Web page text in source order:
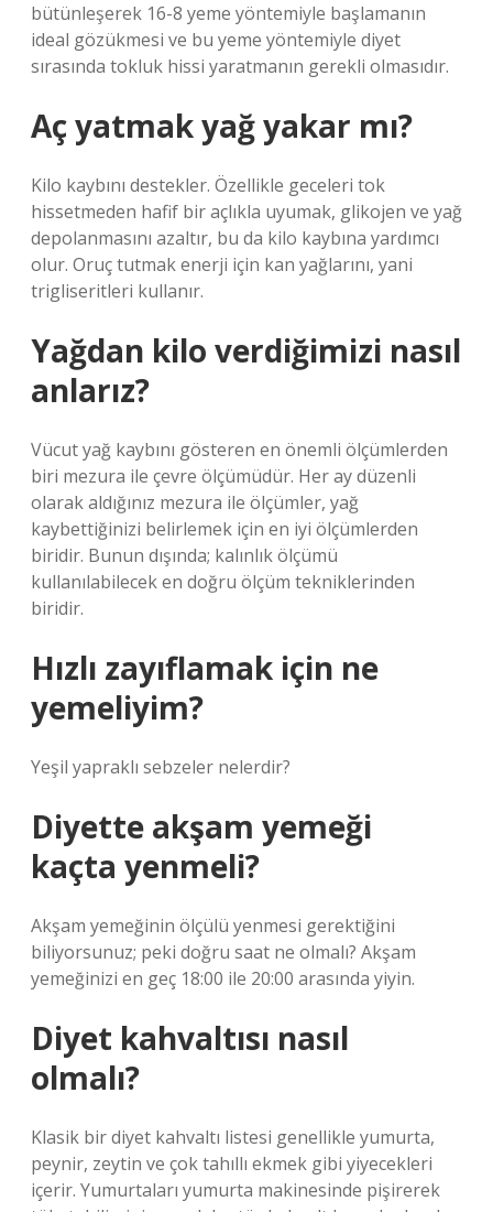
bütünleşerek 16-8 yeme yöntemiyle başlamanın
ideal gözükmesi ve bu yeme yöntemiyle diyet
sırasında tokluk hissi yaratmanın gerekli olmasıdır.
Aç yatmak yağ yakar mı?
Kilo kaybını destekler. Özellikle geceleri tok
hissetmeden hafif bir açlıkla uyumak, glikojen ve yağ
depolanmasını azaltır, bu da kilo kaybına yardımcı
olur. Oruç tutmak enerji için kan yağlarını, yani
trigliseritleri kullanır.
Yağdan kilo verdiğimizi nasıl
anlarız?
Vücut yağ kaybını gösteren en önemli ölçümlerden
biri mezura ile çevre ölçümüdür. Her ay düzenli
olarak aldığınız mezura ile ölçümler, yağ
kaybettiğinizi belirlemek için en iyi ölçümlerden
biridir. Bunun dışında; kalınlık ölçümü
kullanılabilecek en doğru ölçüm tekniklerinden
biridir.
Hızlı zayıflamak için ne
yemeliyim?
Yeşil yapraklı sebzeler nelerdir?
Diyette akşam yemeği
kaçta yenmeli?
Akşam yemeğinin ölçülü yenmesi gerektiğini
biliyorsunuz; peki doğru saat ne olmalı? Akşam
yemeğinizi en geç 18:00 ile 20:00 arasında yiyin.
Diyet kahvaltısı nasıl
olmalı?
Klasik bir diyet kahvaltı listesi genellikle yumurta,
peynir, zeytin ve çok tahıllı ekmek gibi yiyecekleri
içerir. Yumurtaları yumurta makinesinde pişirerek